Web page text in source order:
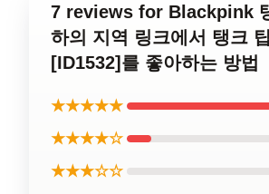
7 reviews for Blackpink
하의 지역 링크에서 탱크
[ID1532]를 좋아하는 방법
★★★★★
★★★★☆
★★★☆☆